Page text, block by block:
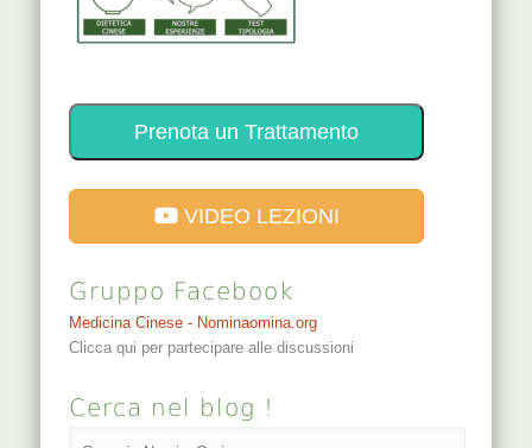
Prenota un Trattamento
VIDEO LEZIONI
Gruppo Facebook
Medicina Cinese - Nominaomina.org
Clicca qui per partecipare alle discussioni
Cerca nel blog !